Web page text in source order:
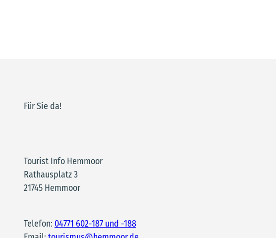
Für Sie da!
Tourist Info Hemmoor
Rathausplatz 3
21745 Hemmoor
Telefon: 04771 602-187 und -188